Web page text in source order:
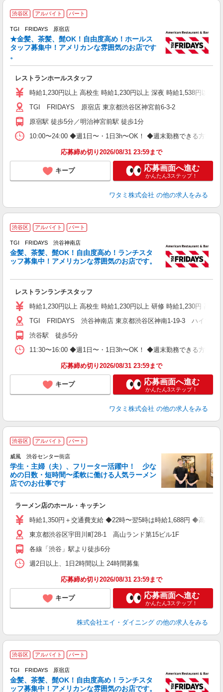
渋谷区 アルバイト パート
TGI FRIDAYS 原宿店
★金髪、茶髪、髭OK！自由度高め！ホールス
タッフ募集中！アメリカンな雰囲気のお店です
。
レストランホールスタッフ
時給1,230円以上 高校生 時給1,230円以上 深夜 時給1,538円以上
TGI FRIDAYS 原宿店 東京都渋谷区神宮前6-3-2
原宿駅 徒歩5分／明治神宮前駅 徒歩1分
10:00〜24:00 ◆週1日〜・1日3h〜OK！ ◆週末勤務できる方歓
応募締め切り2026/08/31 23:59まで
キープ 応募画面へ進む
かんたん3ステップ！
ワタミ株式会社 の他の求人をみる
渋谷区 アルバイト パート
TGI FRIDAYS 渋谷神南店
金髪、茶髪、髭OK！自由度高め！ランチスタ
ッフ募集中！アメリカンな雰囲気のお店です。
レストランランチスタッフ
時給1,230円以上 高校生 時給1,230円以上 研修 時給1,230円 高
TGI FRIDAYS 渋谷神南店 東京都渋谷区神南1-19-3 ハイマン
渋谷駅 徒歩5分
11:30〜16:00 ◆週1日〜・1日3h〜OK！ ◆週末勤務できる方歓
応募締め切り2026/08/31 23:59まで
キープ 応募画面へ進む
かんたん3ステップ！
ワタミ株式会社 の他の求人をみる
渋谷区 アルバイト パート
威風 渋谷センター街店
学生・主婦（夫）、フリーター活躍中！ 少な
めの日数・短時間〜柔軟に働ける人気ラーメン
店でのお仕事です
ラーメン店のホール・キッチン
時給1,350円＋交通費支給 ◆22時〜翌5時は時給1,688円 ◆高校生
東京都渋谷区宇田川町28-1 高山ランド第15ビル1F
各線「渋谷」駅より徒歩6分
週2日以上、1日2時間以上 24時間募集
応募締め切り2026/08/31 23:59まで
キープ 応募画面へ進む
かんたん3ステップ！
株式会社エイ・ダイニング の他の求人をみる
渋谷区 アルバイト パート
TGI FRIDAYS 原宿店
金髪、茶髪、髭OK！自由度高め！ランチスタ
ッフ募集中！アメリカンな雰囲気のお店です。